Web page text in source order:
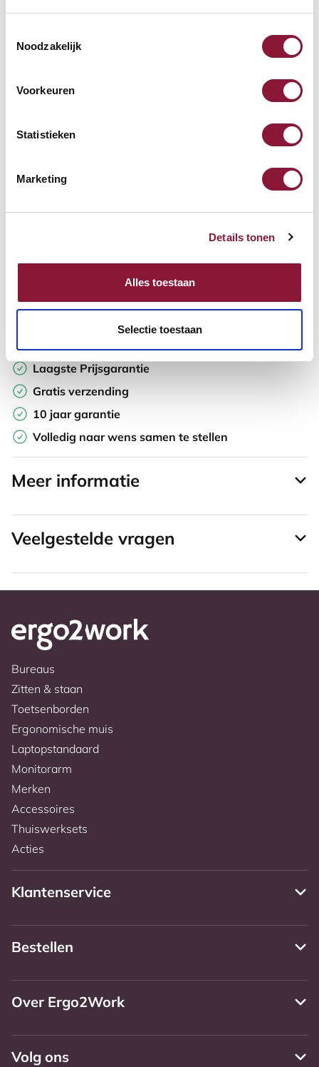
Noodzakelijk
Voorkeuren
Statistieken
Marketing
Details tonen
Alles toestaan
Selectie toestaan
Levertijd: 3-6 weken
Op zoek naar aantallen? Maak je werkplek compleet en vraag
direct een offerte op maat aan.
Toevoegen aan vergelijker
Laagste Prijsgarantie
Gratis verzending
10 jaar garantie
Volledig naar wens samen te stellen
Meer informatie
Veelgestelde vragen
Bureaus
Zitten & staan
Toetsenborden
Ergonomische muis
Laptopstandaard
Monitorarm
Merken
Accessoires
Thuiswerksets
Acties
Klantenservice
Bestellen
Over Ergo2Work
Volg ons